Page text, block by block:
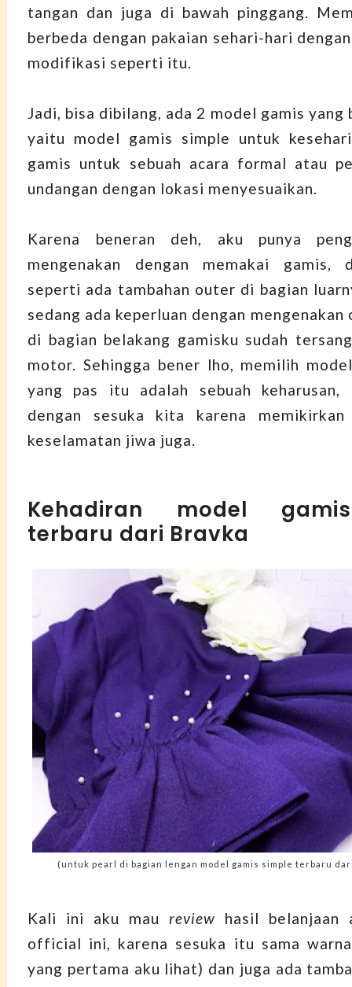
tangan dan juga di bawah pinggang.
berbeda dengan pakaian sehari-hari
modifikasi seperti itu.
Jadi, bisa dibilang, ada 2 model gamis yang
yaitu model gamis simple untuk
gamis untuk sebuah acara formal atau
undangan dengan lokasi menyesuaikan.
Karena beneran deh, aku punya
mengenakan dengan memakai gamis,
seperti ada tambahan outer di bagian
sedang ada keperluan dengan mengenakan
di bagian belakang gamisku sudah
motor. Sehingga bener lho, memilih
yang pas itu adalah sebuah keharusan,
dengan sesuka kita karena memikirkan
keselamatan jiwa juga.
Kehadiran model
terbaru dari Bravka
(untuk pearl di bagian lengan model gamis simple terbaru
Kali ini aku maureview hasil belanjaan
official ini, karena sesuka itu sama
yang pertama aku lihat) dan juga ada